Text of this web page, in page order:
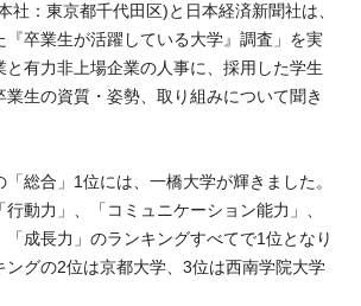
社：東京都千代田区)と日本経済新聞社は、
『卒業生が活躍している大学』調査」を実
有力非上場企業の人事に、採用した学生
生の資質・姿勢、取り組みについて聞き
総合」1位には、一橋大学が輝きました。
行動力」、「コミュニケーション能力」、
「成長力」のランキングすべてで1位となり
ングの2位は京都大学、3位は西南学院大学